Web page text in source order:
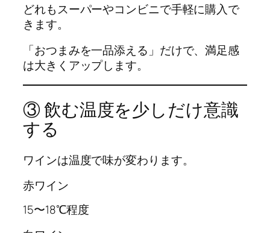
どれもスーパーやコンビニで手軽に購入で
きます。
「おつまみを一品添える」だけで、満足感
は大きくアップします。
③ 飲む温度を少しだけ意識
する
ワインは温度で味が変わります。
赤ワイン
15〜18℃程度